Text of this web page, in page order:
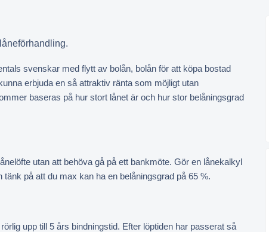
svenskar med flytt av bolån, bolån för att köpa bostad
erbjuda en så attraktiv ränta som möjligt utan
baseras på hur stort lånet är och hur stor belåningsgrad
utan att behöva gå på ett bankmöte. Gör en lånekalkyl
på att du max kan ha en belåningsgrad på 65 %.
upp till 5 års bindningstid. Efter löptiden har passerat så